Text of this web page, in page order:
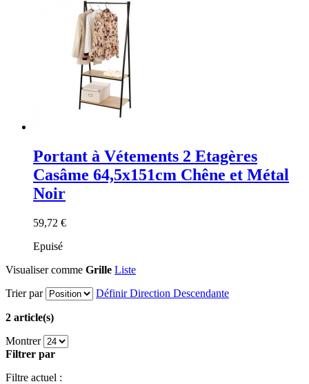
Portant à Vétements 2 Etagères
Casâme 64,5x151cm Chêne et Métal
Noir
59,72 €
Epuisé
Visualiser comme Grille Liste
Trier par
Définir Direction Descendante
2 article(s)
Montrer
Filtrer par
Filtre actuel :